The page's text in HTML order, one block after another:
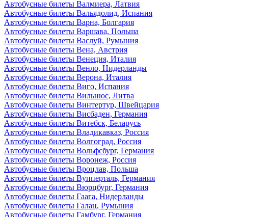
Автобусные билеты Валмиера, Латвия
Автобусные билеты Вальядолид, Испания
Автобусные билеты Варна, Болгария
Автобусные билеты Варшава, Польша
Автобусные билеты Васлуй, Румыния
Автобусные билеты Вена, Австрия
Автобусные билеты Венеция, Италия
Автобусные билеты Венло, Нидерланды
Автобусные билеты Верона, Италия
Автобусные билеты Виго, Испания
Автобусные билеты Вильнюс, Литва
Автобусные билеты Винтертур, Швейцария
Автобусные билеты Висбаден, Германия
Автобусные билеты Витебск, Беларусь
Автобусные билеты Владикавказ, Россия
Автобусные билеты Волгоград, Россия
Автобусные билеты Вольфсбург, Германия
Автобусные билеты Воронеж, Россия
Автобусные билеты Вроцлав, Польша
Автобусные билеты Вупперталь, Германия
Автобусные билеты Вюрцбург, Германия
Автобусные билеты Гаага, Нидерланды
Автобусные билеты Галац, Румыния
Автобусные билеты Гамбург, Германия